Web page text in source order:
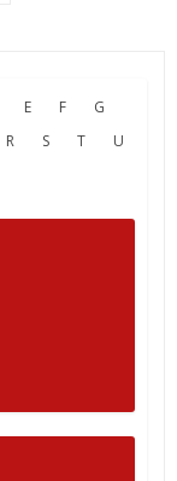
E F
G
R S T
U